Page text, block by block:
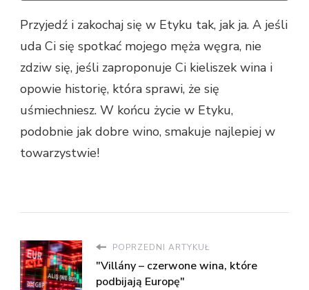
Przyjedź i zakochaj się w Etyku tak, jak ja. A jeśli
uda Ci się spotkać mojego męża węgra, nie
zdziw się, jeśli zaproponuje Ci kieliszek wina i
opowie historię, która sprawi, że się
uśmiechniesz. W końcu życie w Etyku,
podobnie jak dobre wino, smakuje najlepiej w
towarzystwie!
POPRZEDNI ARTYKUŁ
"Villány – czerwone wina, które
podbijają Europę"